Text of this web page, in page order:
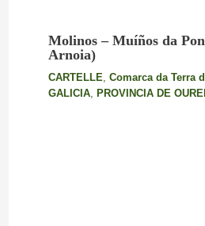
Molinos – Muíños da
Arnoia)
CARTELLE Comarca da Terra
GALICIA, PROVINCIA DE